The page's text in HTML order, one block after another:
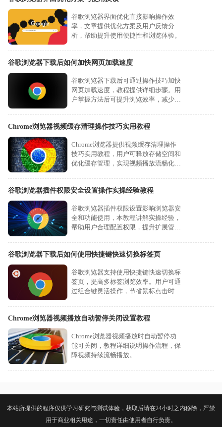
谷歌浏览器界面优化直接影响操作效
率，文章提供优化方案及用户反馈分
析，帮助提升使用便捷性和浏览体验。
谷歌浏览器下载后如何加快网页加载速度
谷歌浏览器下载后可通过操作技巧加快
网页加载速度，教程提供详细步骤。用
户掌握方法后可提升浏览效率，减少等
Chrome浏览器视频缓存清理操作技巧实用教程
Chrome浏览器提供视频缓存清理操作
技巧实用教程，用户可释放存储空间和
优化缓存管理，实现视频播放流畅化，
谷歌浏览器插件权限安全设置操作实操经验教程
谷歌浏览器插件权限设置影响浏览器安
全和功能使用，本教程讲解实操经验，
帮助用户合理配置权限，提升扩展管理
谷歌浏览器下载后如何使用快捷键快速切换标签页
谷歌浏览器支持使用快捷键快速切换标
签页，提高多标签浏览效率。用户可通
过组合键灵活操作，节省鼠标点击时
Chrome浏览器视频播放自动暂停关闭设置教程
Chrome浏览器视频播放时自动暂停功
能可关闭，教程详细说明操作流程，保
障视频持续流畅播放。
本站所提供的程序仅供学习研究与测试体验，获取后请在24小时之内移除，严禁
用于商业相关用途，一切责任由使用者自行负责。